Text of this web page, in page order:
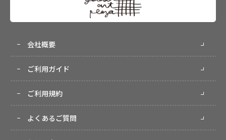
会社概要
ご利用ガイド
ご利用規約
よくあるご質問